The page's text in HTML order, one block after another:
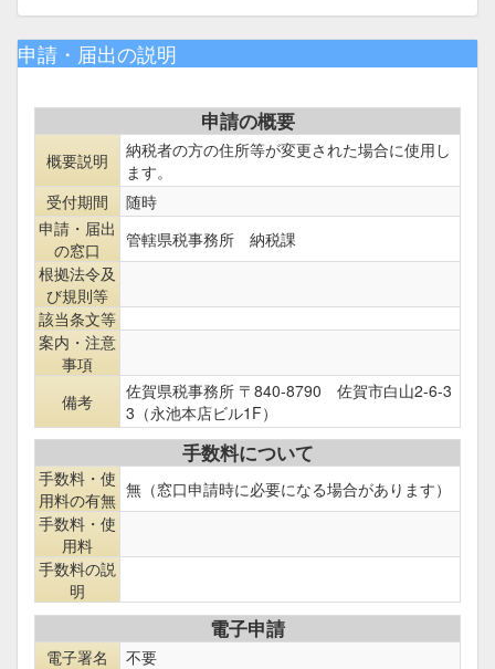
申請・届出の説明
申請の概要
概要説明
納税者の方の住所等が変更された場合に使用し
ます。
受付期間
随時
申請・届出
の窓口
管轄県税事務所 納税課
根拠法令及
び規則等
該当条文等
案内・注意
事項
備考
佐賀県税事務所 〒840-8790 佐賀市白山2-6-3
3（永池本店ビル1F）
手数料について
手数料・使
用料の有無 無（窓口申請時に必要になる場合があります）
手数料・使
用料
手数料の説
明
電子申請
電子署名
不要